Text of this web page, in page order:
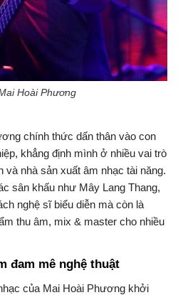
Hoài Phương
chính thức dấn thân vào con
khẳng định mình ở nhiều vai trò
nhà sản xuất âm nhạc tài năng.
sân khấu như Mây Lang Thang,
nghệ sĩ biểu diễn mà còn là
thu âm, mix & master cho nhiều
đam mê nghệ thuật
của Mai Hoài Phương khởi